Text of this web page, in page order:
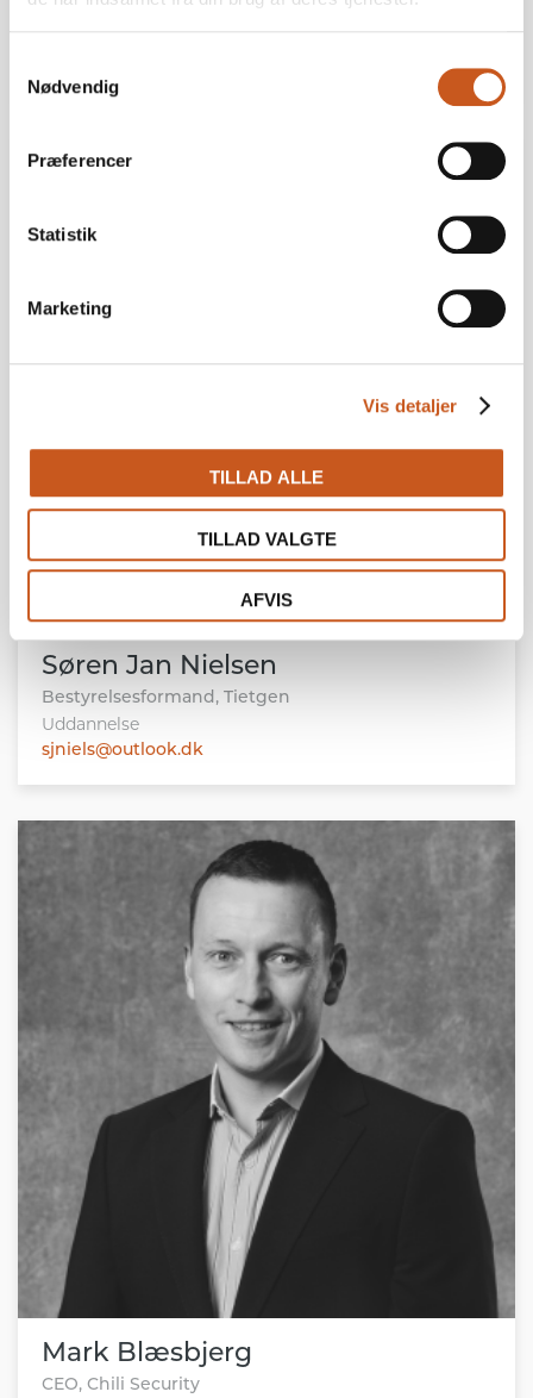
Nødvendig
Præferencer
Statistik
Marketing
Vis detaljer
TILLAD ALLE
TILLAD VALGTE
AFVIS
Søren Jan Nielsen
Bestyrelsesformand, Tietgen
Uddannelse
sjniels@outlook.dk
Mark Blæsbjerg
CEO, Chili Security